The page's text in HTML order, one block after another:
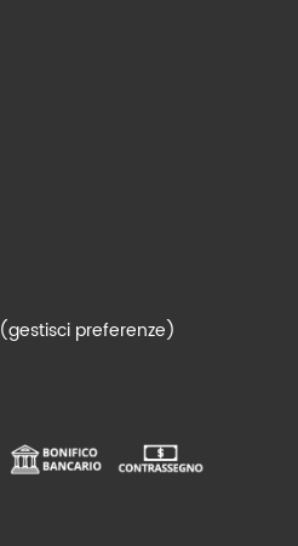
(gestisci preferenze)